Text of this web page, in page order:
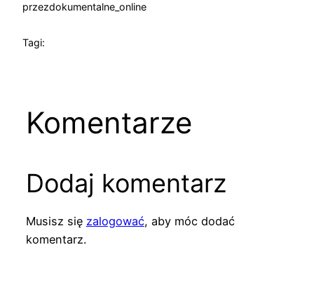
przezdokumentalne_online
Tagi:
Komentarze
Dodaj komentarz
Musisz się zalogować, aby móc dodać
komentarz.